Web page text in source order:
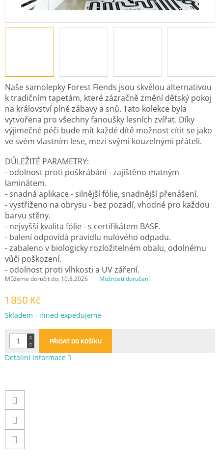
1 850 Kč
Měrná
Skladem - ihned expedujeme
Můžeme doručit do: 10.8.2026 Možnosti doručení
PŘIDAT DO KOŠÍKU
Naše samolepky Forest Fiends jsou skvělou alternativou
k tradičním tapetám, které zázračně změní dětský pokoj
na království plné zábavy a snů. Tato kolekce byla
vytvořena pro všechny fanoušky lesních zvířat. Díky
výjimečné péči bude mít každé dítě možnost cítit se jako
ve svém vlastním lese, mezi svými kouzelnými přáteli.
DŮLEŽITÉ PARAMETRY:
- odolnost proti poškrábání - zajištěno matným
laminátem.
- snadná aplikace - silnější fólie, snadnější přenášení.
- vystřiženo na obrysu - bez pozadí, vhodné pro každou
barvu stěny.
- nejvyšší kvalita fólie - s certifikátem BASF.
- balení odpovídá pravidlu nulového odpadu.
- zabaleno v biologicky rozložitelném obalu, odolnému
vůči poškození.
- odolnost proti vlhkosti a UV záření.
Detailní informace